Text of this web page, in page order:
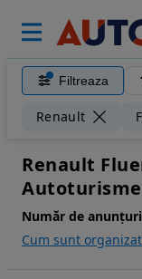
Filtreaza
Renault
Renault
Autoturisme
Număr de
Cum sunt